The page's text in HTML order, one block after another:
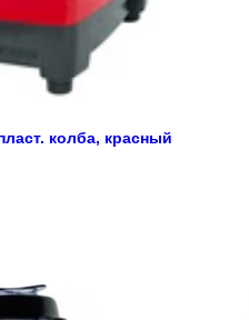
колба, красный